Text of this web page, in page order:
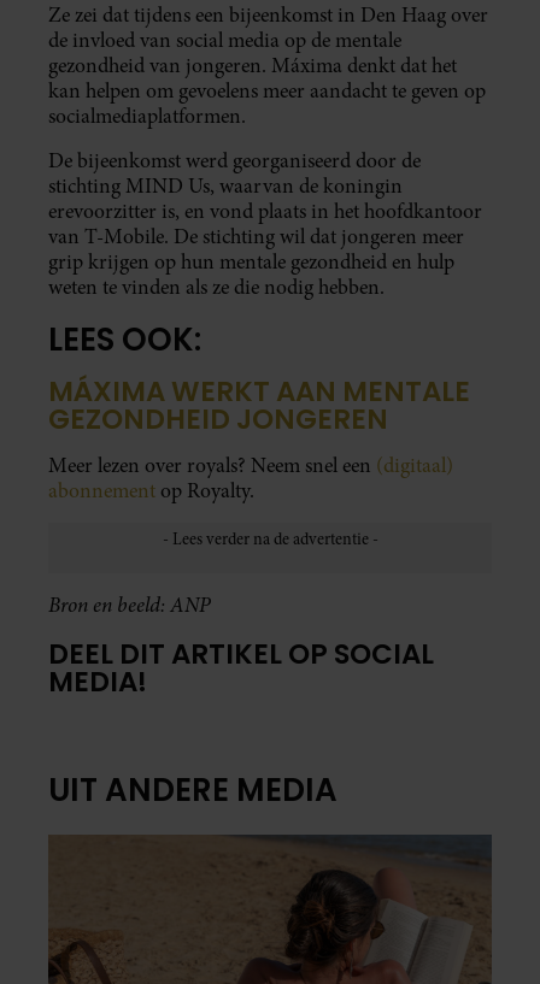
Ze zei dat tijdens een bijeenkomst in Den Haag over
de invloed van social media op de mentale
gezondheid van jongeren. Máxima denkt dat het
kan helpen om gevoelens meer aandacht te geven op
socialmediaplatformen.
De bijeenkomst werd georganiseerd door de
stichting MIND Us, waarvan de koningin
erevoorzitter is, en vond plaats in het hoofdkantoor
van T-Mobile. De stichting wil dat jongeren meer
grip krijgen op hun mentale gezondheid en hulp
weten te vinden als ze die nodig hebben.
LEES OOK:
MÁXIMA WERKT AAN MENTALE
GEZONDHEID JONGEREN
Meer lezen over royals? Neem snel een (digitaal)
abonnement op Royalty.
Bron en beeld: ANP
DEEL DIT ARTIKEL OP SOCIAL
MEDIA!
UIT ANDERE MEDIA